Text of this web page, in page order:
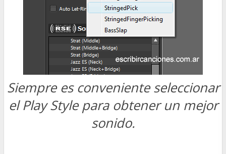
Siempre es conveniente seleccionar
el Play Style para obtener un mejor
sonido.